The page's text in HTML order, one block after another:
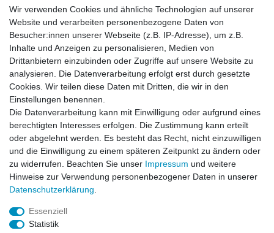
Login
Newsletter
E-MAIL **
Newsletter
Honig
Hiermit bestätige ich, dass ich die
Einwilligung kann ich jederzeit widerrufen.**
Abonnieren
** Hierbei handelt es sich um ein Pflichtfeld.
Wir verwenden Cookies und ähnliche Technologien auf unserer
Website und verarbeiten personenbezogene Daten von
Besucher:innen unserer Webseite (z.B. IP-Adresse), um z.B.
Inhalte und Anzeigen zu personalisieren, Medien von
Drittanbietern einzubinden oder Zugriffe auf unsere Website zu
analysieren. Die Datenverarbeitung erfolgt erst durch gesetzte
Cookies. Wir teilen diese Daten mit Dritten, die wir in den
Einstellungen benennen.
Die Datenverarbeitung kann mit Einwilligung oder aufgrund eines
berechtigten Interesses erfolgen. Die Zustimmung kann erteilt
oder abgelehnt werden. Es besteht das Recht, nicht einzuwilligen
und die Einwilligung zu einem späteren Zeitpunkt zu ändern oder
zu widerrufen. Beachten Sie unser Impressum und weitere
Hinweise zur Verwendung personenbezogener Daten in unserer
Daten­schutz­erklärung
Essenziell
Statistik